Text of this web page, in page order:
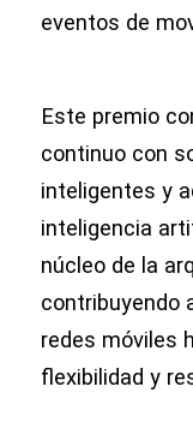
eventos de
Este premio
continuo con
inteligentes y
inteligencia
núcleo de la
contribuyendo
redes móviles
flexibilidad y